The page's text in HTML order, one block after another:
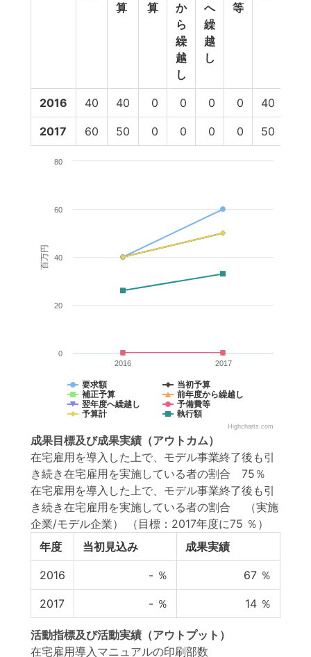
算
算
か
ら
繰
越
し
へ
繰
越
し
等
2016 40 40 0 0 0 0 40
2017 60 50 0 0 0 0 50
百万円
要求額
当初予算
補正予算
前年度から繰越し
翌年度へ繰越し
予備費等
予算計
執行額
2016 2017
0
20
40
60
80
Highcharts.com
成果目標及び成果実績 （アウトカム）
在宅雇用を導入した上で、モデル事業終了後も引
き続き在宅雇用を実施している者の割合 75％
在宅雇用を導入した上で、モデル事業終了後も引
き続き在宅雇用を実施している者の割合 （実施
企業/モデル企業）
（目標：2017年度に75 ％）
年度
当初見込み 成果実績
2016 - ％ 67 ％
2017 - ％ 14 ％
活動指標及び活動実績 （アウトプット）
在宅雇用導入マニュアルの印刷部数